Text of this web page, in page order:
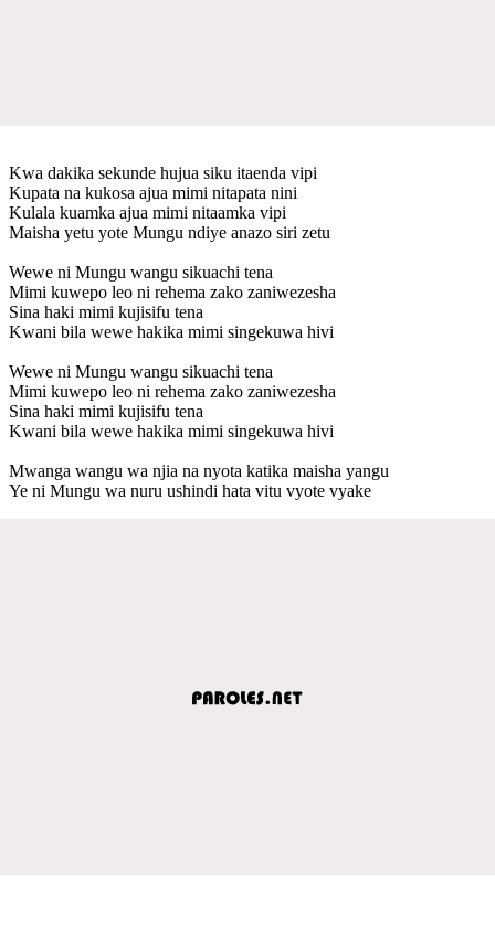
Kwa dakika sekunde hujua siku itaenda vipi
Kupata na kukosa ajua mimi nitapata nini
Kulala kuamka ajua mimi nitaamka vipi
Maisha yetu yote Mungu ndiye anazo siri zetu
Wewe ni Mungu wangu sikuachi tena
Mimi kuwepo leo ni rehema zako zaniwezesha
Sina haki mimi kujisifu tena
Kwani bila wewe hakika mimi singekuwa hivi
Wewe ni Mungu wangu sikuachi tena
Mimi kuwepo leo ni rehema zako zaniwezesha
Sina haki mimi kujisifu tena
Kwani bila wewe hakika mimi singekuwa hivi
Mwanga wangu wa njia na nyota katika maisha yangu
Ye ni Mungu wa nuru ushindi hata vitu vyote vyake